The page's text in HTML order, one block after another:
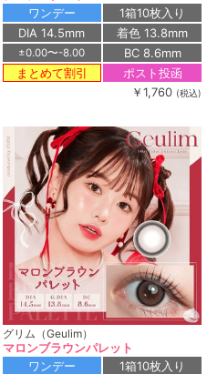
ワンデー
1箱10枚入り
DIA 14.5mm
着色 13.8mm
±0.00〜-8.00
BC 8.6mm
まとめて割引
ポスト投函
￥1,760 (税込)
グリム（Geulim）
マロンブラウンパレット
ワンデー
1箱10枚入り